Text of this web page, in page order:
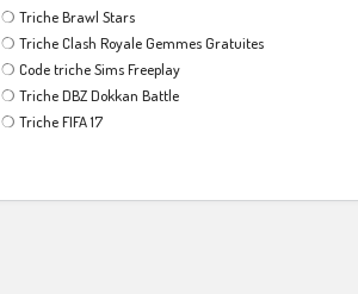
❍ Triche Brawl Stars
❍ Triche Clash Royale Gemmes Gratuites
❍ Code triche Sims Freeplay
❍ Triche DBZ Dokkan Battle
❍ Triche FIFA 17